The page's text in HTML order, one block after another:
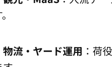
物流・ヤード運用 ：荷